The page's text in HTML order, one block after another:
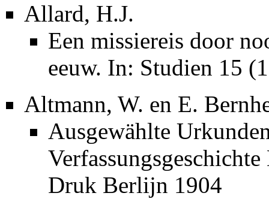
Allard, H.J.
Een missiereis door
eeuw. In: Studien 15
Altmann, W. en E.
Ausgewählte
Druk Berlijn 1904